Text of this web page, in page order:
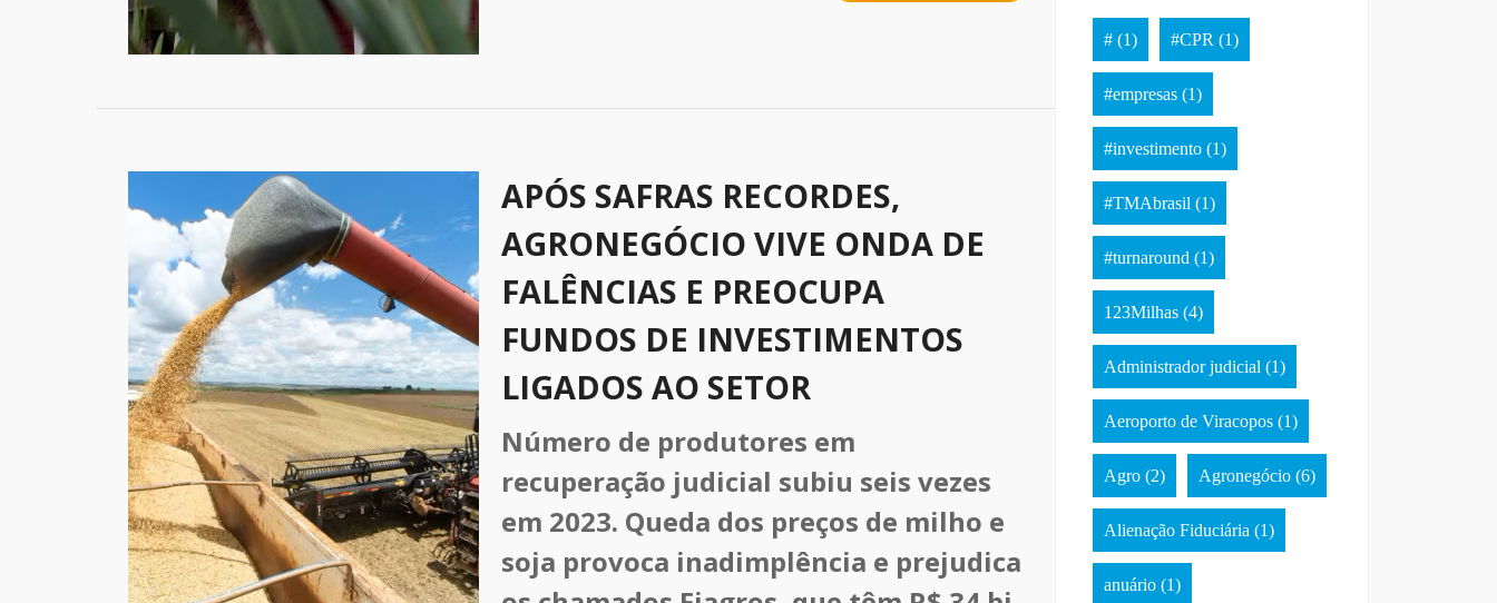
APÓS SAFRAS RECORDES,
AGRONEGÓCIO VIVE ONDA DE
FALÊNCIAS E PREOCUPA
FUNDOS DE INVESTIMENTOS
LIGADOS AO SETOR
Número de produtores em
recuperação judicial subiu seis vezes
em 2023. Queda dos preços de milho e
soja provoca inadimplência e prejudica
# (1) #CPR (1)
#empresas (1)
#investimento (1)
#TMAbrasil (1)
#turnaround (1)
123Milhas (4)
Administrador judicial (1)
Aeroporto de Viracopos (1)
Agro (2) Agronegócio (6)
Alienação Fiduciária (1)
anuário (1)